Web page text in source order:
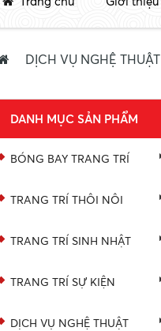
DỊCH VỤ NGHỆ THUẬT
DANH MỤC SẢN PHẨM
BÓNG BAY TRANG TRÍ
TRANG TRÍ THÔI NÔI
TRANG TRÍ SINH NHẬT
TRANG TRÍ SỰ KIỆN
DỊCH VỤ NGHỆ THUẬT